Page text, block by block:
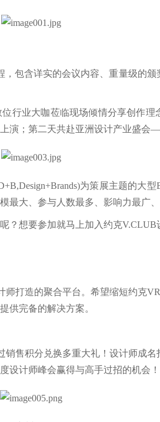
包含详实的会议内容、重量级的
行业大咖莅临现场倾情分享创作理
演；第二天共赴亚洲设计产业盛会
为策展主题的大
大、参与人数最多、影响力最广
？想要参加就马上加入约克V.CLUB
打造的聚合平台。希望缩短约克
供完备的解决方案。
售积分兑换多重大礼！设计师成
设计师峰会赢得与高手过招的机会！